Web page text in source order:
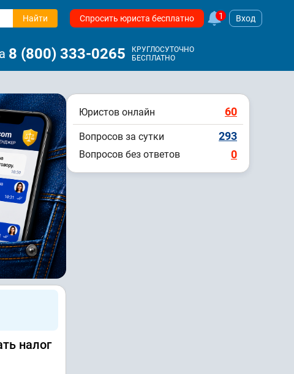
Найти Спросить юриста бесплатно 1 Вход
8 (800) 333-0265
КРУГЛОСУТОЧНО
БЕСПЛАТНО
налог
Юристов онлайн 60
Вопросов за сутки 293
Вопросов без ответов 0